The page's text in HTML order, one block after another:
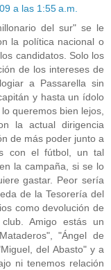
a las 1:55 a.m.
del sur" se le
la política nacional o
candidatos. Solo los
de los intereses de
a Passarella sin
y hasta un ídolo
queremos bien lejos,
la actual dirigencia
de más poder junto a
con el fútbol, un tal
la campaña, si se lo
gastar. Peor sería
de la Tesorería del
como devolución de
Amigo estás un
"Ángel de
del Abasto" y a
ni tenemos relación